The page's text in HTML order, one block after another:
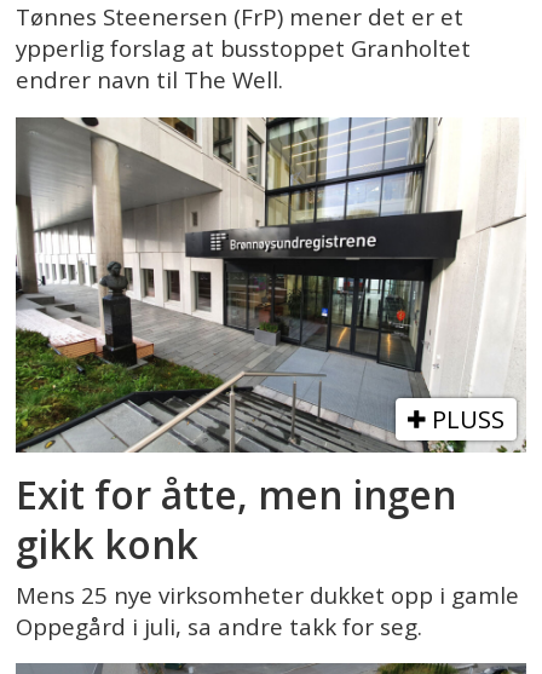
Tønnes Steenersen (FrP) mener det er et
ypperlig forslag at busstoppet Granholtet
endrer navn til The Well.
PLUSS
Exit for åtte, men ingen
gikk konk
Mens 25 nye virksomheter dukket opp i gamle
Oppegård i juli, sa andre takk for seg.